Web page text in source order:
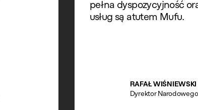
pełna dyspozycyjność
usług są atutem Mufu.
RAFAŁ WIŚNIEWSKI
Dyrektor